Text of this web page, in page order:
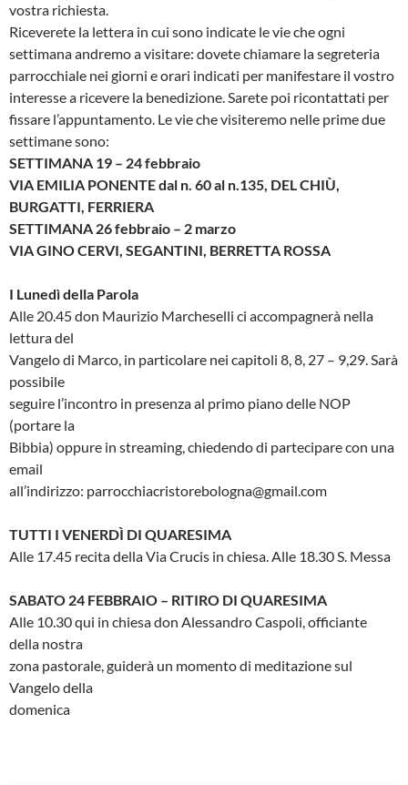
vostra richiesta.
Riceverete la lettera in cui sono indicate le vie che ogni
settimana andremo a visitare: dovete chiamare la segreteria
parrocchiale nei giorni e orari indicati per manifestare il vostro
interesse a ricevere la benedizione. Sarete poi ricontattati per
fissare l’appuntamento. Le vie che visiteremo nelle prime due
settimane sono:
SETTIMANA 19 – 24 febbraio
VIA EMILIA PONENTE dal n. 60 al n.135, DEL CHIÙ,
BURGATTI, FERRIERA
SETTIMANA 26 febbraio – 2 marzo
VIA GINO CERVI, SEGANTINI, BERRETTA ROSSA
I Lunedì della Parola
Alle 20.45 don Maurizio Marcheselli ci accompagnerà nella
lettura del
Vangelo di Marco, in particolare nei capitoli 8, 8, 27 – 9,29. Sarà
possibile
seguire l’incontro in presenza al primo piano delle NOP
(portare la
Bibbia) oppure in streaming, chiedendo di partecipare con una
email
all’indirizzo: parrocchiacristorebologna@gmail.com
TUTTI I VENERDÌ DI QUARESIMA
Alle 17.45 recita della Via Crucis in chiesa. Alle 18.30 S. Messa
SABATO 24 FEBBRAIO – RITIRO DI QUARESIMA
Alle 10.30 qui in chiesa don Alessandro Caspoli, officiante
della nostra
zona pastorale, guiderà un momento di meditazione sul
Vangelo della
domenica